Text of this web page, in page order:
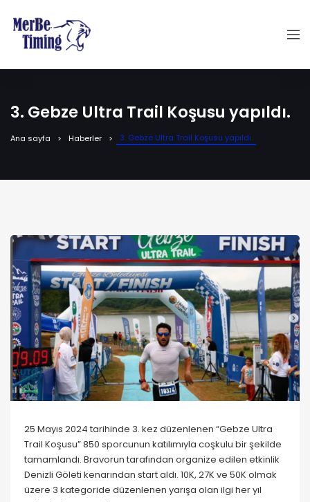
3. Gebze Ultra Trail Koşusu yapıldı.
Ana sayfa Haberler 3. Gebze Ultra Trail Koşusu yapıldı.
25 Mayıs 2024 tarihinde 3. kez düzenlenen “Gebze Ultra
Trail Koşusu” 850 sporcunun katılımıyla coşkulu bir şekilde
tamamlandı. Bravorun tarafından organize edilen etkinlik
Denizli Göleti kenarından start aldı. 10K, 27K ve 50K olmak
üzere 3 kategoride düzenlenen yarışa olan ilgi her yıl